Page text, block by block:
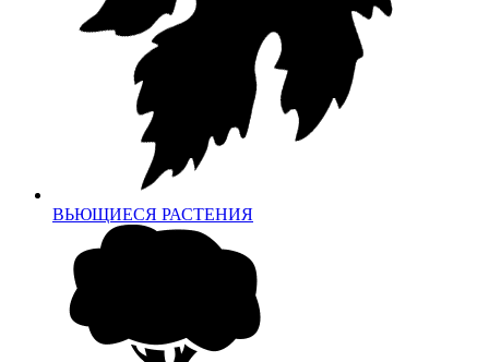
ВЬЮЩИЕСЯ РАСТЕНИЯ